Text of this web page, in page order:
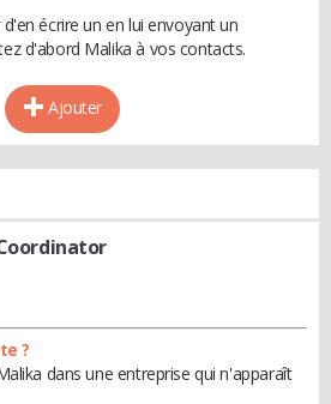
écrire un en lui envoyant un
d'abord Malika à vos contacts.
Ajouter
?
dans une entreprise qui n'apparaît